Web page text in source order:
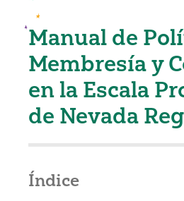
Manual de
Membresía y
en la Escala
de Nevada
Índice